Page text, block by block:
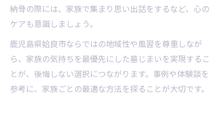
納骨の際には、家族で集まり思い出話をするなど、心の
ケアも意識しましょう。
鹿児島県姶良市ならではの地域性や風習を尊重しなが
ら、家族の気持ちを最優先にした墓じまいを実現するこ
とが、後悔しない選択につながります。事例や体験談を
参考に、家族ごとの最適な方法を探ることが大切です。